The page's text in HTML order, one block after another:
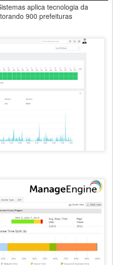
aplica tecnologia da
900 prefeituras